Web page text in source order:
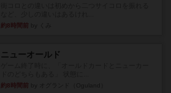
約8時間前
ニューオールド
約8時間前